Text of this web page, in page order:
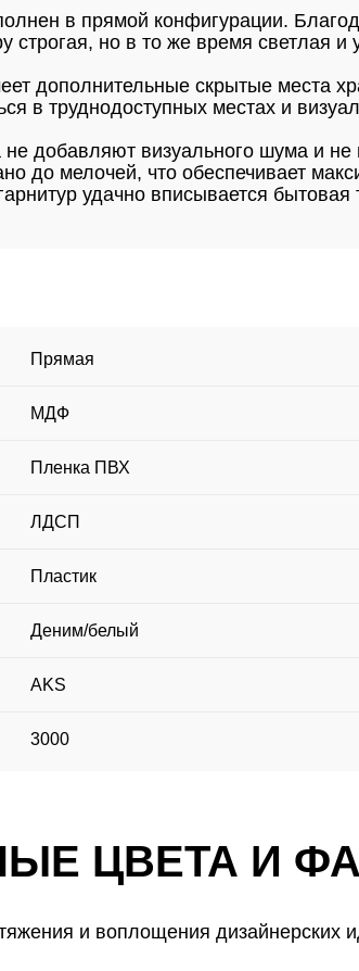
в прямой конфигурации.
строгая, но в то же время светлая и
дополнительные скрытые места
в труднодоступных местах и
добавляют визуального шума и не
до мелочей, что обеспечивает
удачно вписывается
Прямая
МДФ
Пленка ПВХ
ЛДСП
Пластик
Деним/белый
AKS
3000
ЦВЕТА И
и воплощения дизайнерских
Записаться
10%